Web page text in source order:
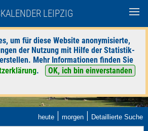
LEIPZIG
um für diese Website anonymisierte,
der Nutzung mit Hilfe der Statistik-
Mehr Informationen finden Sie
.
OK, ich bin einverstanden
heute | morgen | Detaillierte Suche